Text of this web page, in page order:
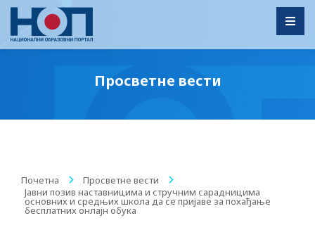
Просветне вести
Почетна / Просветне вести
/
Јавни позив наставницима и стручним сарадницима
основних и средњих школа да се пријаве за похађање
бесплатних онлајн обука